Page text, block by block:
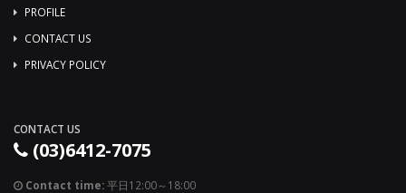
PROFILE
CONTACT US
PRIVACY POLICY
CONTACT US
(03)6412-7075
Contact time:平日12:00～18:00